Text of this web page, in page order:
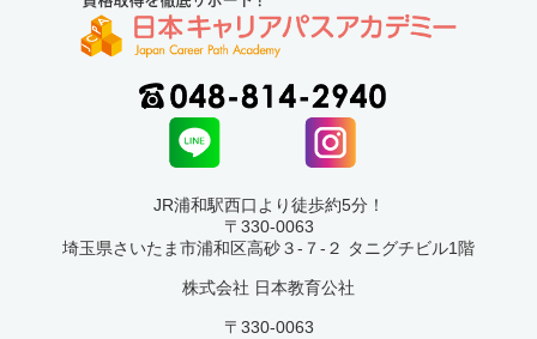
JR浦和駅西口より徒歩約5分！
〒330-0063
埼玉県さいたま市浦和区高砂３-７-２ タニグチビル1階
株式会社 日本教育公社
〒330-0063